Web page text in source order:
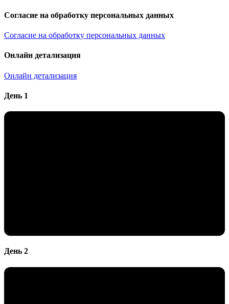
Согласие на обработку персональных данных
Согласие на обработку персональных данных
Онлайн детализация
Онлайн детализация
День 1
День 2